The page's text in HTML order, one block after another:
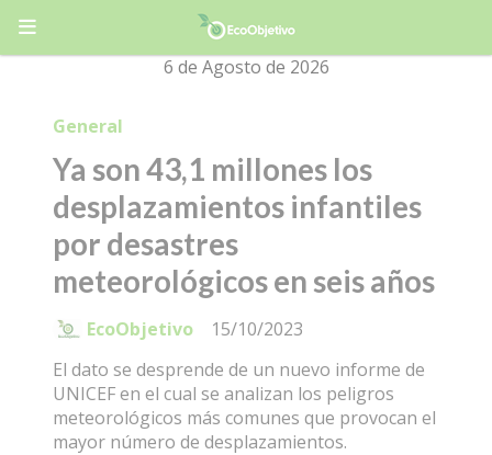
6 de Agosto de 2026
Ya son 43,1 millones los
desplazamientos infantiles
por desastres
meteorológicos en seis años
El dato se desprende de un nuevo informe de
UNICEF en el cual se analizan los peligros
meteorológicos más comunes que provocan el
mayor número de desplazamientos.
General
15/10/2023
EcoObjetivo